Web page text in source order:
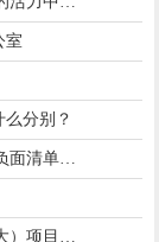
室
分别？
[装修攻略] 自贸港政策｜我国首张跨境服务贸易负面清单施行（附管理办法全文）
[装修攻略] 自贸港政策｜2022年海南省重点（重大）项目开始申报啦